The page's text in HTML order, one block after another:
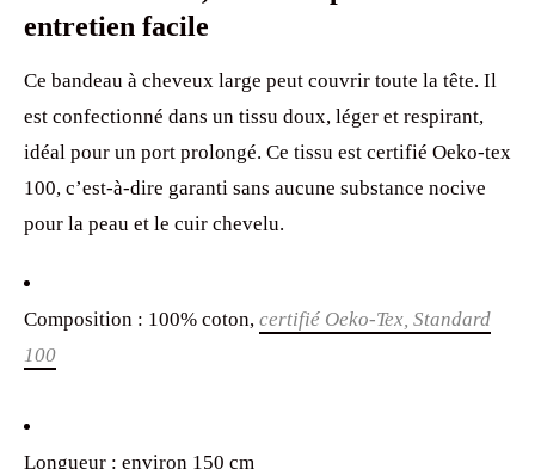
entretien facile
Ce bandeau à cheveux large peut couvrir toute la tête. Il
est confectionné dans un tissu doux, léger et respirant,
idéal pour un port prolongé. Ce tissu est certifié Oeko-tex
100, c’est-à-dire garanti sans aucune substance nocive
pour la peau et le cuir chevelu.
Composition : 100% coton, certifié Oeko-Tex, Standard
100
Longueur : environ 150 cm